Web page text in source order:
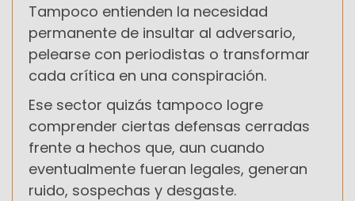
Tampoco entienden la necesidad
permanente de insultar al adversario,
pelearse con periodistas o transformar
cada crítica en una conspiración.
Ese sector quizás tampoco logre
comprender ciertas defensas cerradas
frente a hechos que, aun cuando
eventualmente fueran legales, generan
ruido, sospechas y desgaste.